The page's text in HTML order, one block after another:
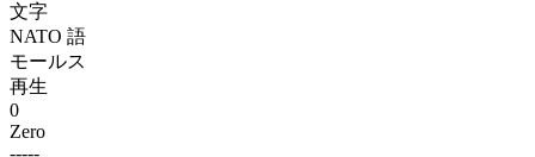
文字
NATO 語
モールス
再生
0
Zero